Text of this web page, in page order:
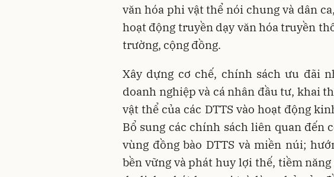
văn hóa phi vật thể nói chung và dân
hoạt động truyền dạy văn hóa truyền
trường, cộng đồng.
Xây dựng cơ chế, chính sách ưu đãi
doanh nghiệp và cá nhân đầu tư, khai
vật thể của các DTTS vào hoạt động
Bổ sung các chính sách liên quan đến
vùng đồng bào DTTS và miền núi;
bền vững và phát huy lợi thế, tiềm